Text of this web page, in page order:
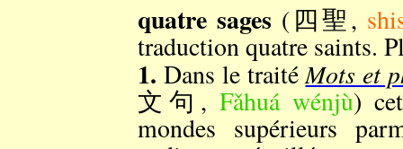
quatre sages (四聖,
traduction quatre saints.
1. Dans le traitéMots et
文句, Fǎhuá wénjù)
mondes supérieurs